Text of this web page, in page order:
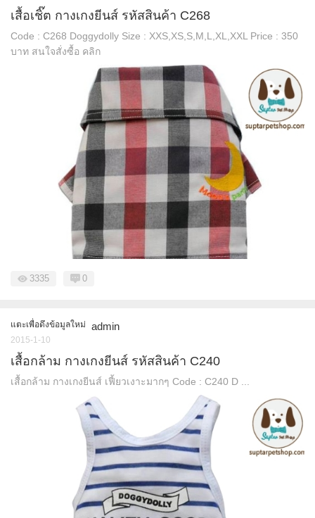
เสื้อเชิ๊ต กางเกงยีนส์ รหัสสินค้า C268
Code : C268 Doggydolly Size : XXS,XS,S,M,L,XL,XXL Price : 350
บาท สนใจสั่งซื้อ คลิก
3335 0
แตะเพื่อดึงข้อมูลใหม่ admin
2015-1-10
เสื้อกล้าม กางเกงยีนส์ รหัสสินค้า C240
เสื้อกล้าม กางเกงยีนส์ เฟี้ยวเงาะมากๆ Code : C240 D ...